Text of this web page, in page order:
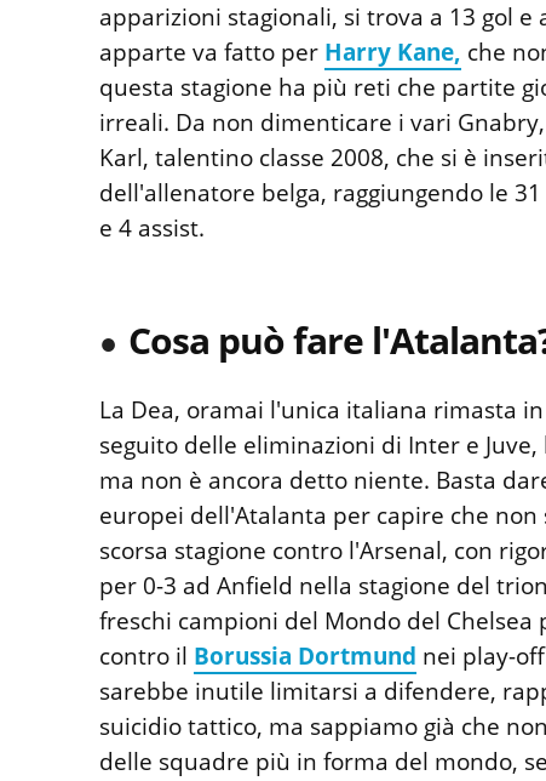
apparizioni stagionali, si trova a 13 gol
apparte va fatto per Harry Kane, che
questa stagione ha più reti che partite
irreali. Da non dimenticare i vari
Karl, talentino classe 2008, che si è
dell'allenatore belga, raggiungendo le
e 4 assist.
Cosa può fare
La Dea, oramai l'unica italiana rimasta
seguito delle eliminazioni di Inter e
ma non è ancora detto niente. Basta
europei dell'Atalanta per capire che
scorsa stagione contro l'Arsenal, con
per 0-3 ad Anfield nella stagione del
freschi campioni del Mondo del
contro il Borussia Dortmund nei play-
sarebbe inutile limitarsi a difendere,
suicidio tattico, ma sappiamo già che
delle squadre più in forma del mondo,